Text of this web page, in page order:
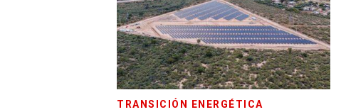
TRANSICIÓN ENERGÉTICA